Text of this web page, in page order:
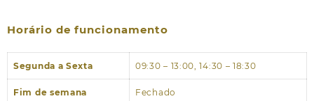
Horário de funcionamento
Segunda a Sexta 09:30 – 13:00, 14:30 – 18:30
Fim de semana Fechado